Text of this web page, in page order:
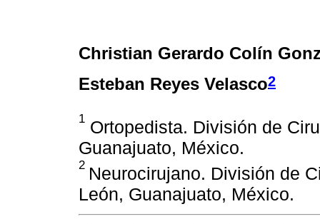
Christian Gerardo Colín
Esteban Reyes Velasco2
1 Ortopedista. División de
Guanajuato, México.
2 Neurocirujano. División de
León, Guanajuato, México.